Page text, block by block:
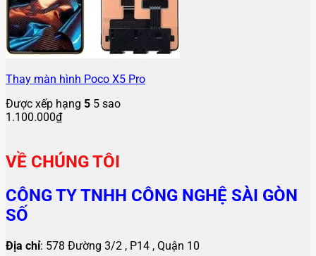
Thay màn hình Poco X5 Pro
Được xếp hạng 5 5 sao
1.100.000₫
VỀ CHÚNG TÔI
CÔNG TY TNHH CÔNG NGHỆ SÀI GÒN
SỐ
Địa chỉ: 578 Đường 3/2 , P14 , Quận 10